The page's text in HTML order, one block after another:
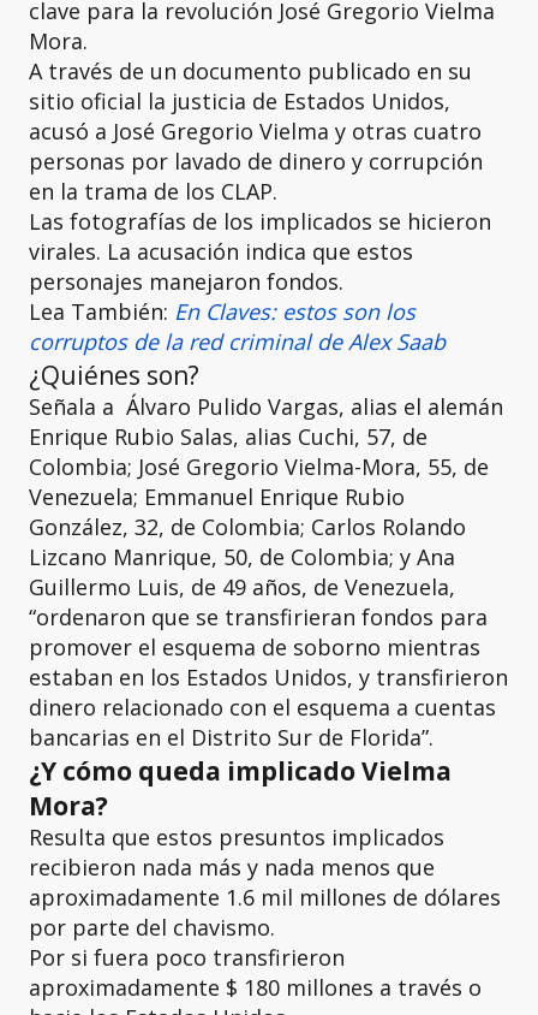
clave para la revolución José Gregorio Vielma
Mora.
A través de un documento publicado en su
sitio oficial la justicia de Estados Unidos,
acusó a José Gregorio Vielma y otras cuatro
personas por lavado de dinero y corrupción
en la trama de los CLAP.
Las fotografías de los implicados se hicieron
virales. La acusación indica que estos
personajes manejaron fondos.
Lea También: En Claves: estos son los
corruptos de la red criminal de Alex Saab
¿Quiénes son?
Señala a Álvaro Pulido Vargas, alias el alemán
Enrique Rubio Salas, alias Cuchi, 57, de
Colombia; José Gregorio Vielma-Mora, 55, de
Venezuela; Emmanuel Enrique Rubio
González, 32, de Colombia; Carlos Rolando
Lizcano Manrique, 50, de Colombia; y Ana
Guillermo Luis, de 49 años, de Venezuela,
“ordenaron que se transfirieran fondos para
promover el esquema de soborno mientras
estaban en los Estados Unidos, y transfirieron
dinero relacionado con el esquema a cuentas
bancarias en el Distrito Sur de Florida”.
¿Y cómo queda implicado Vielma
Mora?
Resulta que estos presuntos implicados
recibieron nada más y nada menos que
aproximadamente 1.6 mil millones de dólares
por parte del chavismo.
Por si fuera poco transfirieron
aproximadamente $ 180 millones a través o